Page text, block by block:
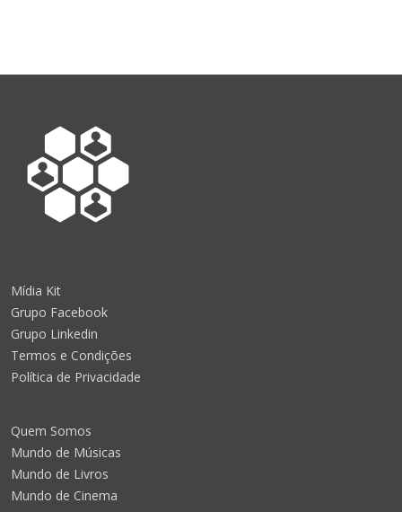
Mídia Kit
Grupo Facebook
Grupo Linkedin
Termos e Condições
Política de Privacidade
Quem Somos
Mundo de Músicas
Mundo de Livros
Mundo de Cinema